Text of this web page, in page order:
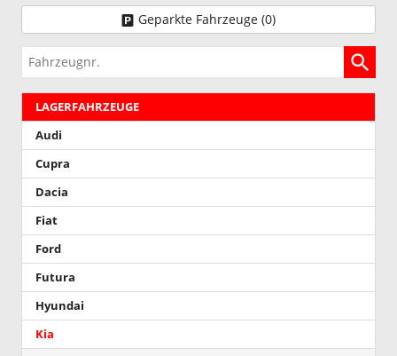
Geparkte Fahrzeuge (0)
Fahrzeugnr.
LAGERFAHRZEUGE
Audi
Cupra
Dacia
Fiat
Ford
Futura
Hyundai
Kia